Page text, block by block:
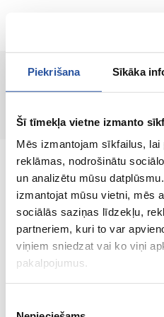
Piekrišana Sīkāka
Šī tīmekļa vietne izmanto
Mēs izmantojam sīkfailus, lai
reklāmas, nodrošinātu
un analizētu mūsu
izmantojat mūsu vietni, mēs
sociālās saziņas līdzekļu,
partneriem, kuri to var
viņiem sniedzat vai ko viņi
pakalpojumus.
Toodet
Veebipoodi soodsate
toodetega, kus kliendi
peamine väärtus.
Koik sinu kodu